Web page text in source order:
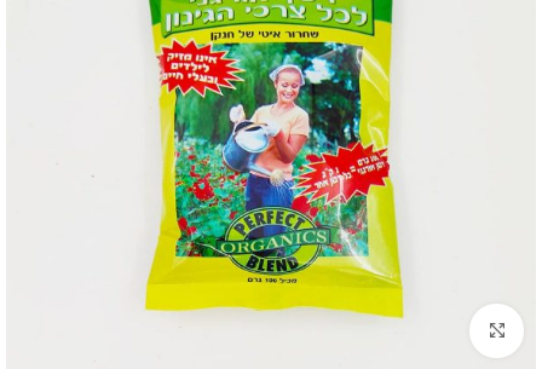
לחץ להגדלת התמונה